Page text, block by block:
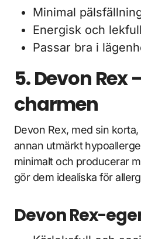
Minimal
Energisk och
Passar bra i
5. Devon Rex
charmen
Devon Rex, med sin
annan utmärkt
minimalt och producerar
gör dem idealiska för
Devon Rex-